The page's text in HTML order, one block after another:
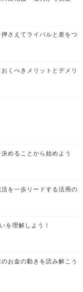
さえてライバルと差をつ
くべきメリットとデメリ
めることから始めよう
を一歩リードする活用の
を理解しよう！
お金の動きを読み解こう